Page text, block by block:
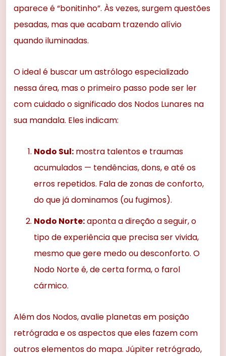
aparece é “bonitinho”. Às vezes, surgem questões
pesadas, mas que acabam trazendo alívio
quando iluminadas.
O ideal é buscar um astrólogo especializado
nessa área, mas o primeiro passo pode ser ler
com cuidado o significado dos Nodos Lunares na
sua mandala. Eles indicam:
Nodo Sul: mostra talentos e traumas
acumulados — tendências, dons, e até os
erros repetidos. Fala de zonas de conforto,
do que já dominamos (ou fugimos).
Nodo Norte:aponta a direção a seguir, o
tipo de experiência que precisa ser vivida,
mesmo que gere medo ou desconforto. O
Nodo Norte é, de certa forma, o farol
cármico.
Além dos Nodos, avalie planetas em posição
retrógrada e os aspectos que eles fazem com
outros elementos do mapa. Júpiter retrógrado,